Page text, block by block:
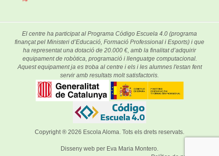
El centre ha participat al Programa Código Escuela 4.0 (programa
finançat pel Ministeri d’Educació, Formació Professional i Esports) i que
ha representat una dotació de 20.000 €, amb la finalitat d’adquirir
equipament de robòtica, programació i llenguatge computacional.
Aquest equipament ja es troba al centre i els i les alumnes l'estan fent
servir amb resultats molt satisfactoris.
Copyright ® 2026 Escola Aloma. Tots els drets reservats.
Disseny web per Eva Maria Montero.